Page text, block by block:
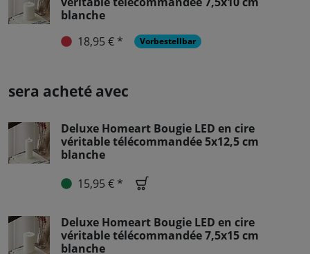
blanche
18,95 € *
Vorbestellbar
sera acheté avec
Deluxe Homeart Bougie LED en cire
véritable télécommandée 5x12,5 cm
blanche
15,95 € *
Deluxe Homeart Bougie LED en cire
véritable télécommandée 7,5x15 cm
blanche